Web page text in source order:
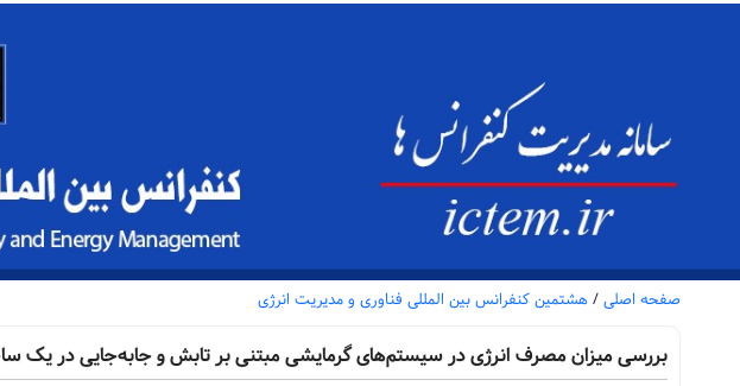
صفحه اصلی / هشتمین کنفرانس بین المللی فناوری و مدیریت انرژی
بررسی میزان مصرف انرژی در سیستم‌های گرمایشی مبتنی بر تابش و جابه‌جایی در یک